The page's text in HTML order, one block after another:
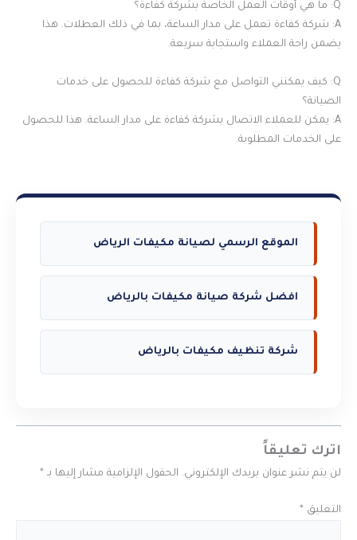
Q: ما هي أوقات العمل الخاصة بشركة كفاءة؟
A: شركة كفاءة تعمل على مدار الساعة، بما في ذلك العطلات. هذا
يضمن راحة العملاء واستجابة سريعة.
Q: كيف يمكنني التواصل مع شركة كفاءة للحصول على خدمات
الصيانة؟
A: يمكن للعملاء الاتصال بشركة كفاءة على مدار الساعة. هذا للحصول
على الخدمات المطلوبة.
الموقع الرسمي لصيانة مكيفات الرياض
افضل شركة صيانة مكيفات بالرياض
شركة تنظيف مكيفات بالرياض
اترك تعليقاً
لن يتم نشر عنوان بريدك الإلكتروني. الحقول الإلزامية مشار إليها بـ *
التعليق *